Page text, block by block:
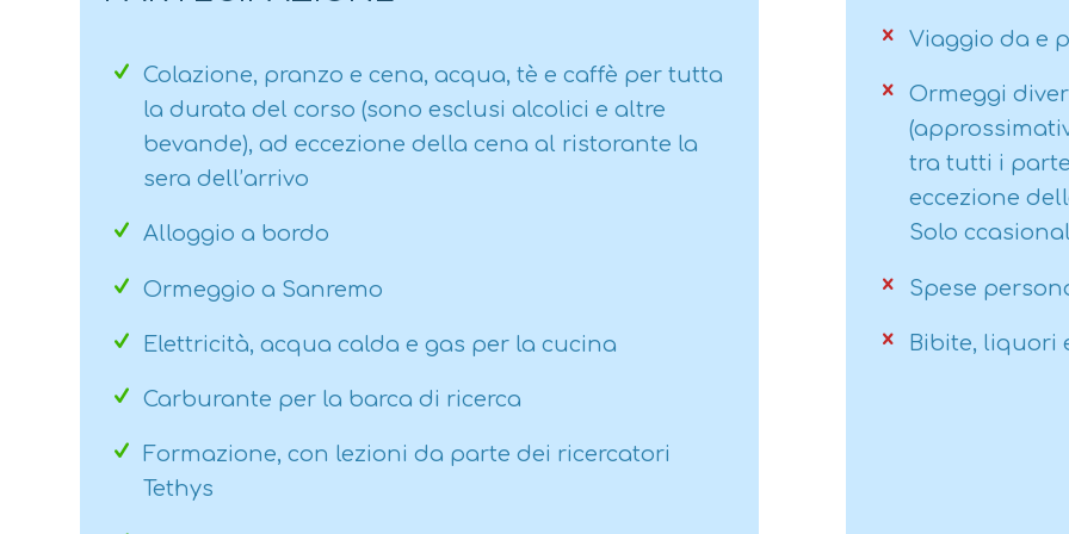
18 anni. I
tra 13 e 15 anni
di
età
possono
caso per caso
Colazione, pranzo e cena, acqua, tè e caffè per tutta
la durata del corso (sono esclusi alcolici e altre
bevande), ad eccezione della cena al ristorante la
sera dell’arrivo
Alloggio a bordo
Ormeggio a Sanremo
Elettricità, acqua calda e gas per la cucina
Carburante per la barca di ricerca
Formazione, con lezioni da parte dei ricercatori
Tethys
Viaggio da e
Ormeggi
tra tutti i
eccezione
Solo
Spese
Bibite, liquori